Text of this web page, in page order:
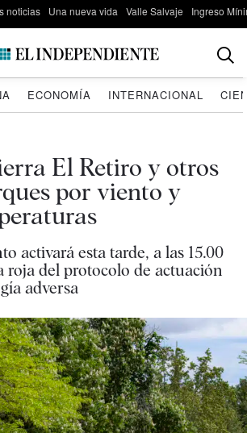
noticias Una nueva vida Valle Salvaje Ingreso
ECONOMÍA INTERNACIONAL
El Retiro y otros
por viento y
activará esta tarde, a las 15.00
roja del protocolo de actuación
adversa